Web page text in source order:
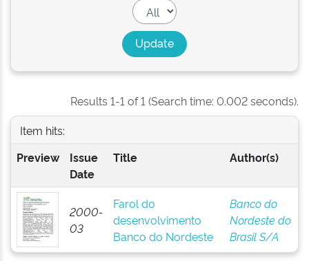
Results 1-1 of 1 (Search time: 0.002 seconds).
Item hits:
Preview
Issue
Date
Title Author(s)
2000-
03
Farol do
desenvolvimento
Banco do Nordeste
Banco do
Nordeste do
Brasil S/A